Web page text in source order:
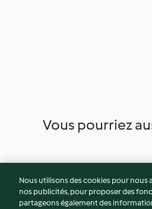
Vous pourriez
Nous utilisons des cookies pour
nos publicités, pour proposer des
partageons également des